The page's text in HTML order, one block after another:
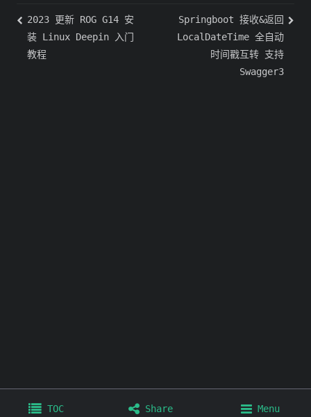
2023 更新 ROG G14 安
装 Linux Deepin 入门
教程
Springboot 接收&返回
LocalDateTime 全自动
时间戳互转 支持
Swagger3
TOC Share Menu
Home
Tags